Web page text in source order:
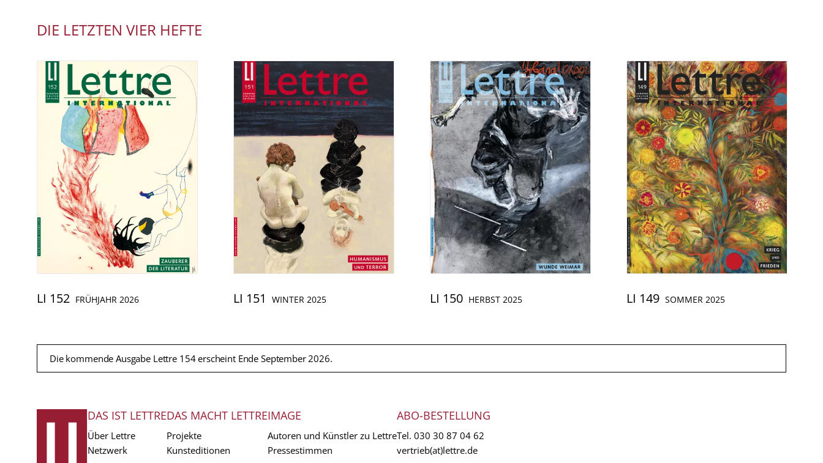
DIE LETZTEN VIER HEFTE
LI 152 FRÜHJAHR 2026 LI 151 WINTER 2025 LI 150 HERBST 2025 LI 149 SOMMER 2025
Die kommende Ausgabe Lettre 154 erscheint Ende September 2026.
FUSSZEILE
DAS IST LETTRE
Über Lettre
Netzwerk
DAS MACHT LETTRE
Projekte
Kunsteditionen
IMAGE
Autoren und Künstler zu Lettre
Pressestimmen
ABO-BESTELLUNG
Tel. 030 30 87 04 62
vertrieb(at)lettre.de